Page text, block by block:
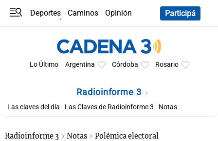
Deportes Caminos
Opinión
Participá
Lo Último Argentina Córdoba Rosario
Radioinforme 3
Las claves del día Las Claves de Radioinforme 3 Notas
Radioinforme 3 Notas Polémica electoral